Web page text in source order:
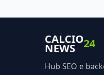
CALCIO
NEWS 24
Hub SEO e